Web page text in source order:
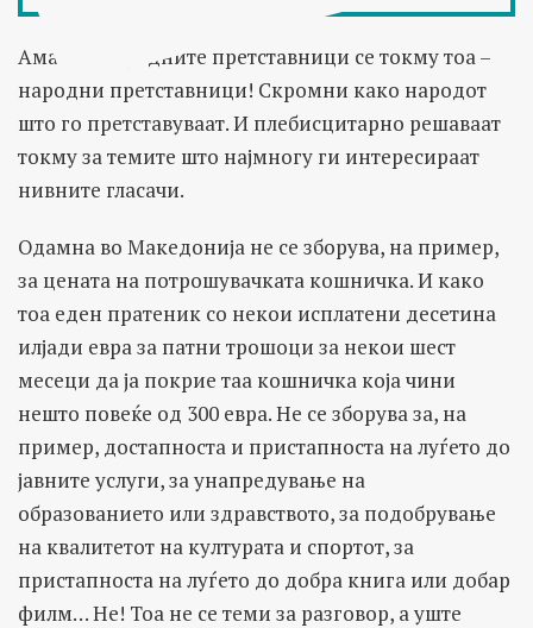
Ама не! Народните претставници се токму тоа –
народни претставници! Скромни како народот
што го претставуваат. И плебисцитарно решаваат
токму за темите што најмногу ги интересираат
нивните гласачи.
Одамна во Македонија не се зборува, на пример,
за цената на потрошувачката кошничка. И како
тоа еден пратеник со некои исплатени десетина
илјади евра за патни трошоци за некои шест
месеци да ја покрие таа кошничка која чини
нешто повеќе од 300 евра. Не се зборува за, на
пример, достапноста и пристапноста на луѓето до
јавните услуги, за унапредување на
образованието или здравството, за подобрување
на квалитетот на културата и спортот, за
пристапноста на луѓето до добра книга или добар
филм… Не! Тоа не се теми за разговор, а уште